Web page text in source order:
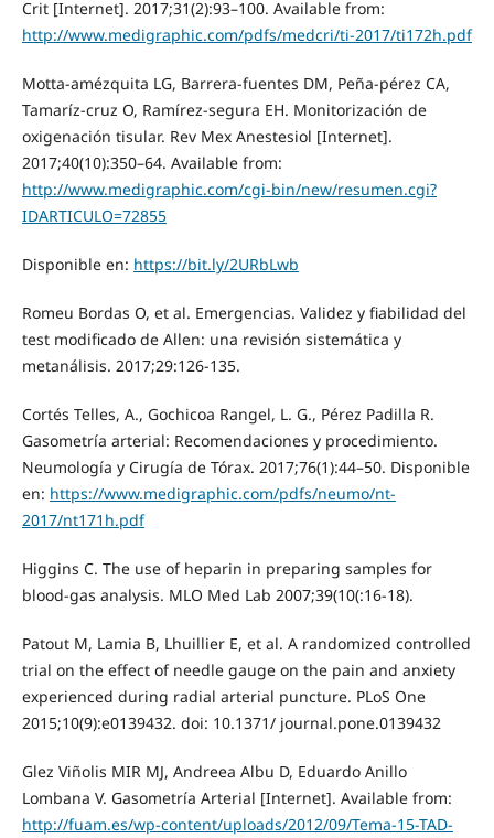
Crit [Internet]. 2017;31(2):93–100. Available from:
http://www.medigraphic.com/pdfs/medcri/ti-2017/ti172h.pdf
Motta-amézquita LG, Barrera-fuentes DM, Peña-pérez CA,
Tamaríz-cruz O, Ramírez-segura EH. Monitorización de
oxigenación tisular. Rev Mex Anestesiol [Internet].
2017;40(10):350–64. Available from:
http://www.medigraphic.com/cgi-bin/new/resumen.cgi?
IDARTICULO=72855
Disponible en: https://bit.ly/2URbLwb
Romeu Bordas O, et al. Emergencias. Validez y fiabilidad del
test modificado de Allen: una revisión sistemática y
metanálisis. 2017;29:126-135.
Cortés Telles, A., Gochicoa Rangel, L. G., Pérez Padilla R.
Gasometría arterial: Recomendaciones y procedimiento.
Neumología y Cirugía de Tórax. 2017;76(1):44–50. Disponible
en: https://www.medigraphic.com/pdfs/neumo/nt-
2017/nt171h.pdf
Higgins C. The use of heparin in preparing samples for
blood-gas analysis. MLO Med Lab 2007;39(10(:16-18).
Patout M, Lamia B, Lhuillier E, et al. A randomized controlled
trial on the effect of needle gauge on the pain and anxiety
experienced during radial arterial puncture. PLoS One
2015;10(9):e0139432. doi: 10.1371/ journal.pone.0139432
Glez Viñolis MIR MJ, Andreea Albu D, Eduardo Anillo
Lombana V. Gasometría Arterial [Internet]. Available from:
http://fuam.es/wp-content/uploads/2012/09/Tema-15-TAD-